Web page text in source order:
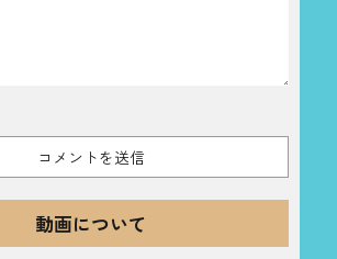
動画について